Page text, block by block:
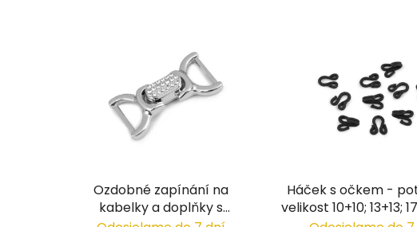
Ozdobné zapínání na
kabelky a doplňky s
Háček s očkem -
velikost 10+10; 13+13;